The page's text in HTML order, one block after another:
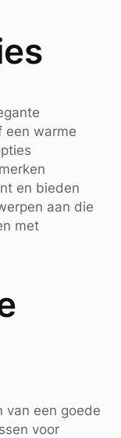
een warme
en bieden
aan die
met
van een goede
voor